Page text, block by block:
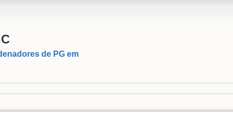
de PG em